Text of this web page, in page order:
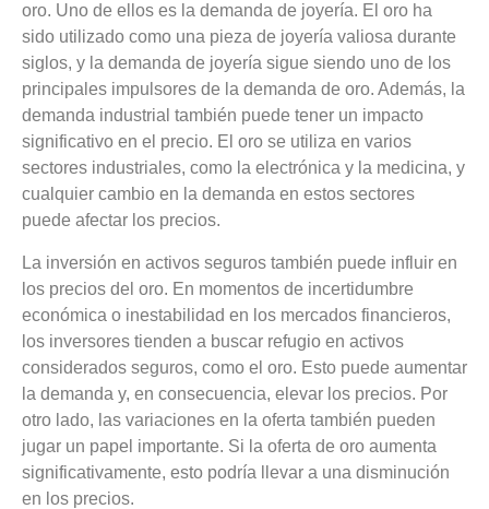
oro. Uno de ellos es la demanda de joyería. El oro ha
sido utilizado como una pieza de joyería valiosa durante
siglos, y la demanda de joyería sigue siendo uno de los
principales impulsores de la demanda de oro. Además, la
demanda industrial también puede tener un impacto
significativo en el precio. El oro se utiliza en varios
sectores industriales, como la electrónica y la medicina, y
cualquier cambio en la demanda en estos sectores
puede afectar los precios.
La inversión en activos seguros también puede influir en
los precios del oro. En momentos de incertidumbre
económica o inestabilidad en los mercados financieros,
los inversores tienden a buscar refugio en activos
considerados seguros, como el oro. Esto puede aumentar
la demanda y, en consecuencia, elevar los precios. Por
otro lado, las variaciones en la oferta también pueden
jugar un papel importante. Si la oferta de oro aumenta
significativamente, esto podría llevar a una disminución
en los precios.